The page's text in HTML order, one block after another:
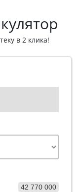
в 2 клика!
42 770 000